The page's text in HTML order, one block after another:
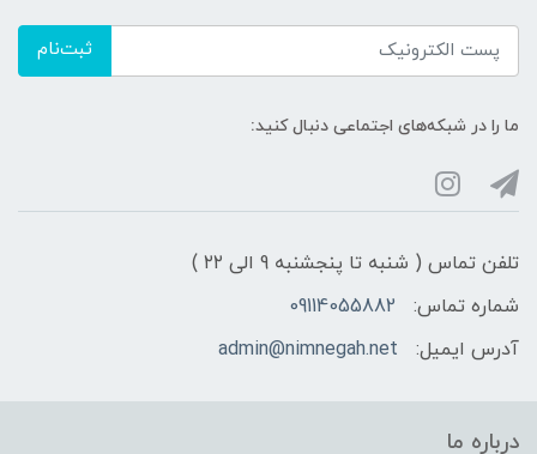
ثبت‌نام
ما را در شبکه‌های اجتماعی دنبال کنید:
تلفن تماس ( شنبه تا پنجشنبه 9 الی ۲۲ )
شماره تماس:
09114055882
آدرس ایمیل:
admin@nimnegah.net
درباره ما